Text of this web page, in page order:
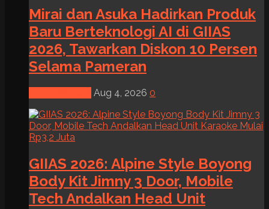
Mirai dan Asuka Hadirkan Produk
Baru Berteknologi AI di GIIAS
2026, Tawarkan Diskon 10 Persen
Selama Pameran
Aug 4, 2026 0
GIIAS 2026: Alpine Style Boyong
Body Kit Jimny 3 Door, Mobile
Tech Andalkan Head Unit